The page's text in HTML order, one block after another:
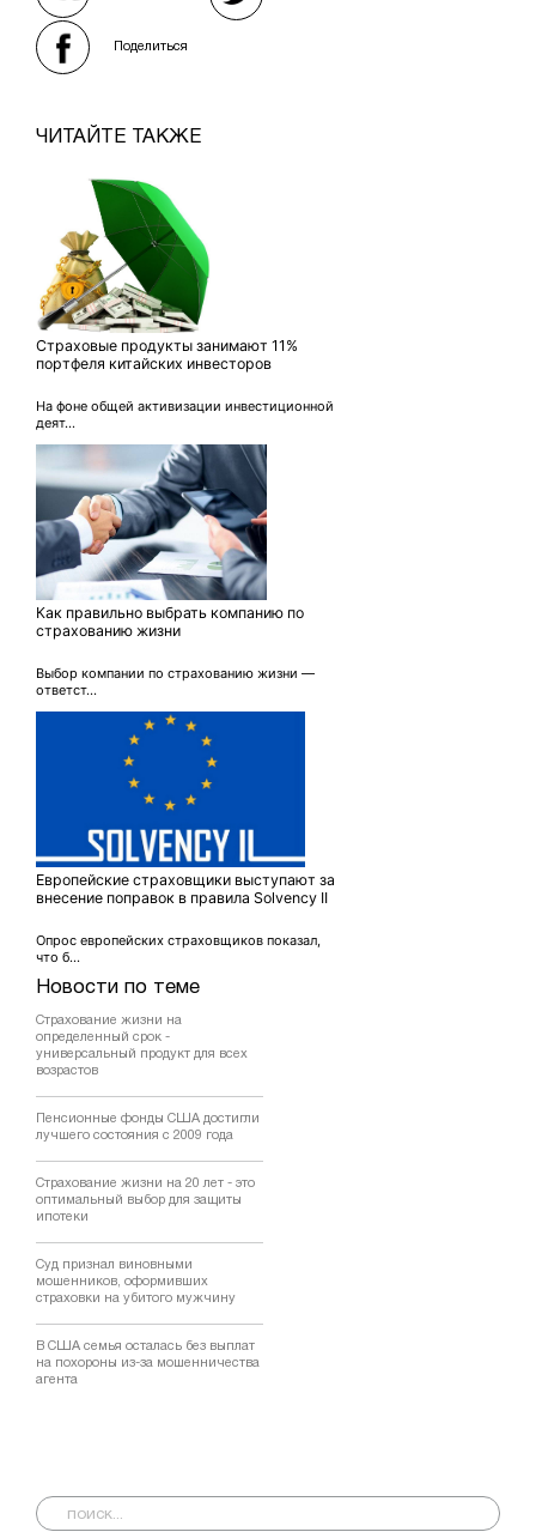
Новости по теме
Страхование жизни на
определенный срок -
универсальный продукт для всех
возрастов
Пенсионные фонды США достигли
лучшего состояния с 2009 года
Страхование жизни на 20 лет - это
оптимальный выбор для защиты
ипотеки
Суд признал виновными
мошенников, оформивших
страховки на убитого мужчину
В США семья осталась без выплат
на похороны из-за мошенничества
агента
Поделиться
ЧИТАЙТЕ ТАКЖЕ
Страховые продукты занимают 11%
портфеля китайских инвесторов
На фоне общей активизации инвестиционной
деят...
Как правильно выбрать компанию по
страхованию жизни
Выбор компании по страхованию жизни —
ответст...
Европейские страховщики выступают за
внесение поправок в правила Solvency II
Опрос европейских страховщиков показал,
что б...